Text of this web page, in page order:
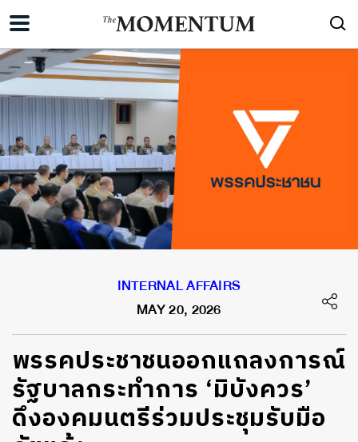
INTERNAL AFFAIRS
MAY 20, 2026
พรรคประชาชนออกแถลงการณ์
รัฐบาลกระทำการ ‘มิบังควร’
ดึงองคมนตรีร่วมประชุมรับมือ